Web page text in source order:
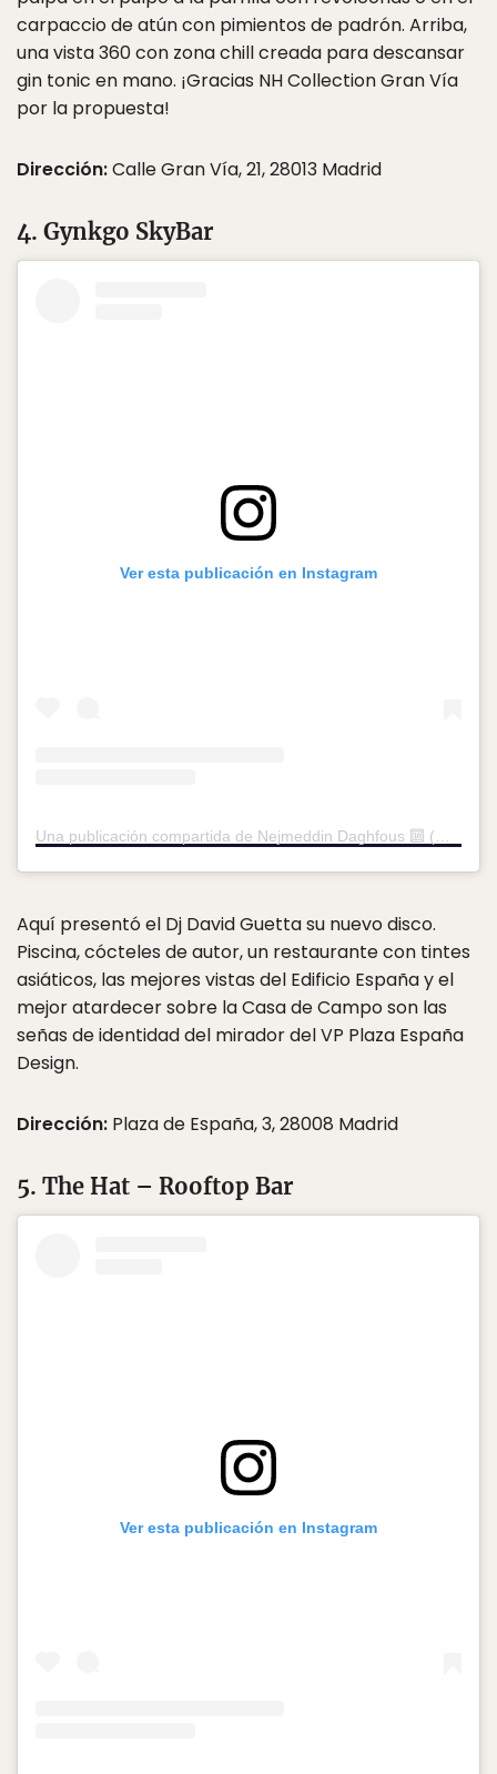
carpaccio de atún con pimientos de padrón. Arriba,
una vista 360 con zona chill creada para descansar
gin tonic en mano. ¡Gracias NH Collection Gran Vía
por la propuesta!
Dirección:Calle Gran Vía, 21, 28013 Madrid
4. Gynkgo SkyBar
Ver esta publicación en Instagram
Aquí presentó el Dj David Guetta su nuevo disco.
Piscina, cócteles de autor, un restaurante con tintes
asiáticos, las mejores vistas del Edificio España y el
mejor atardecer sobre la Casa de Campo son las
señas de identidad del mirador del VP Plaza España
Design.
Dirección: Plaza de España, 3, 28008 Madrid
5. The Hat – Rooftop Bar
Ver esta publicación en Instagram